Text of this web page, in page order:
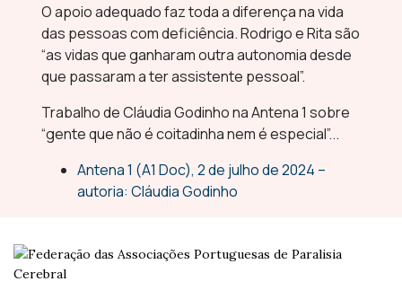
O apoio adequado faz toda a diferença na vida
das pessoas com deficiência. Rodrigo e Rita são
“as vidas que ganharam outra autonomia desde
que passaram a ter assistente pessoal”.
Trabalho de Cláudia Godinho na Antena 1 sobre
“gente que não é coitadinha nem é especial”...
Antena 1 (A1 Doc), 2 de julho de 2024 –
autoria: Cláudia Godinho